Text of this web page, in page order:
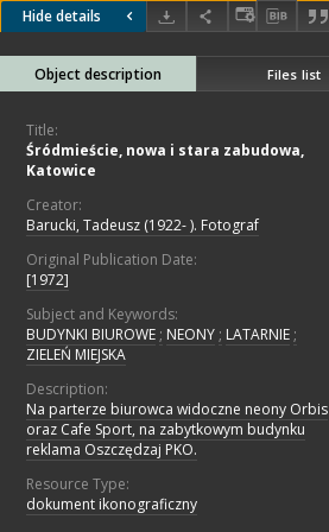
Hide details
Object description Files list
Title:
Śródmieście, nowa i stara zabudowa,
Katowice
Creator:
Barucki, Tadeusz (1922- ). Fotograf
Original Publication Date:
[1972]
Subject and Keywords:
BUDYNKI BIUROWE ; NEONY ; LATARNIE ;
ZIELEŃ MIEJSKA
Description:
Na parterze biurowca widoczne neony Orbis
oraz Cafe Sport, na zabytkowym budynku
reklama Oszczędzaj PKO.
Resource Type:
dokument ikonograficzny